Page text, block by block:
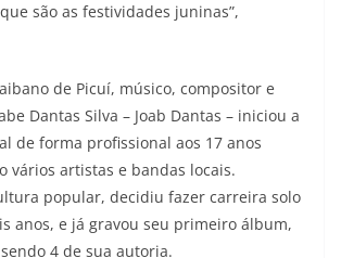
são as festividades juninas”,
de Picuí, músico, compositor e
Dantas Silva – Joab Dantas – iniciou a
de forma profissional aos 17 anos
vários artistas e bandas locais.
popular, decidiu fazer carreira solo
anos, e já gravou seu primeiro álbum,
4 de sua autoria.